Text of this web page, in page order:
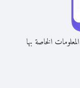
الخاصة بها